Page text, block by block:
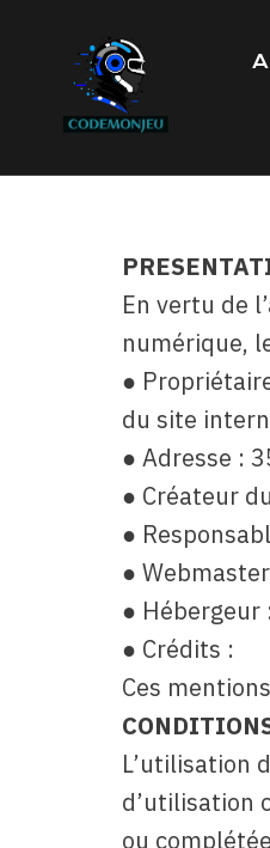
En vertu de
numérique,
●
du site
● Adresse :
● Créateur
●
●
●
● Crédits :
Ces
L’utilisation
d’utilisation
ou